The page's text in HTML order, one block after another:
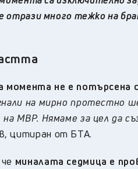
отрази много тежко на
момента не е потърсена
на мирно протестно
МВР. Нямаме за цел да
цитиран от БТА.
миналата седмица е